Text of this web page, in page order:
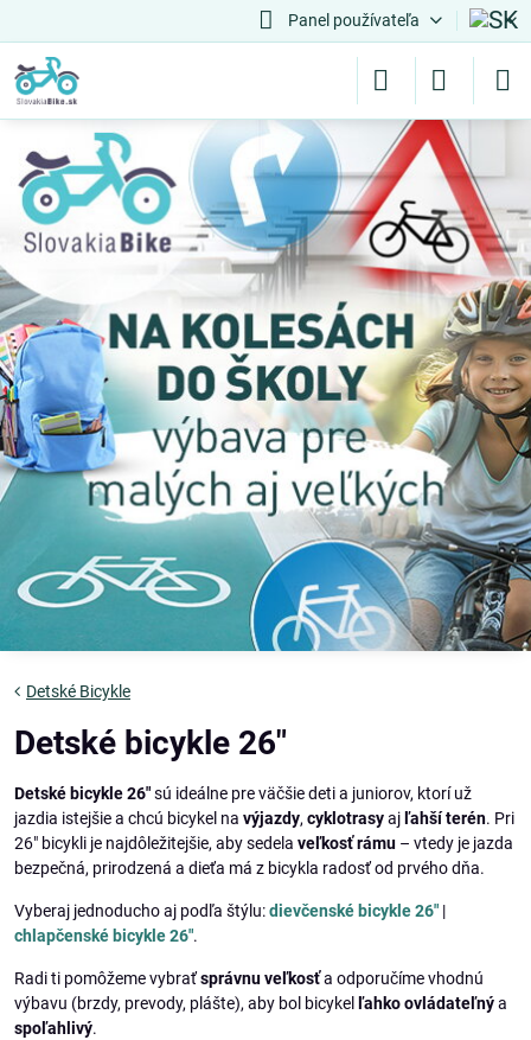
Panel používateľa
Detské Bicykle
Detské bicykle 26"
Detské bicykle 26"sú ideálne pre väčšie deti a juniorov, ktorí už
jazdia istejšie a chcú bicykel na výjazdy, cyklotrasyaj ľahší terén. Pri
26" bicykli je najdôležitejšie, aby sedela veľkosť rámu – vtedy je jazda
bezpečná, prirodzená a dieťa má z bicykla radosť od prvého dňa.
Vyberaj jednoducho aj podľa štýlu:dievčenské bicykle 26" |
chlapčenské bicykle 26".
Radi ti pomôžeme vybraťsprávnu veľkosťa odporučíme vhodnú
výbavu (brzdy, prevody, plášte), aby bol bicykel ľahko ovládateľnýa
spoľahlivý.